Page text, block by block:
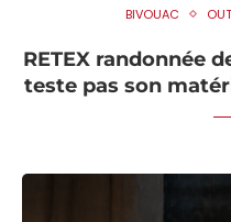
BIVOUAC
RETEX randonnée
teste pas son